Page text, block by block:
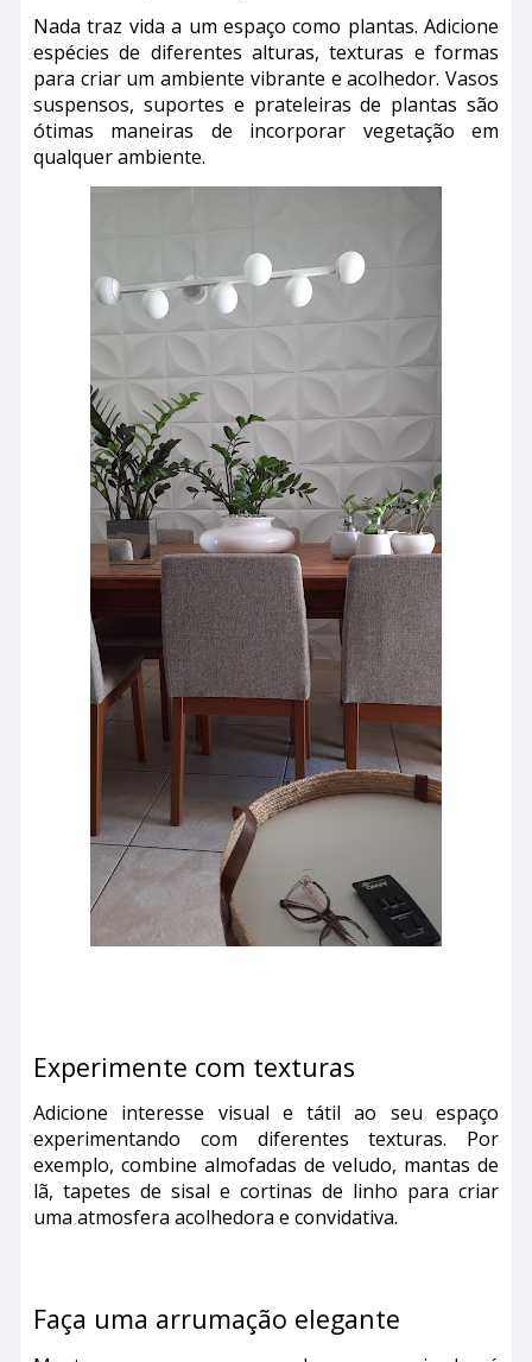
Nada traz vida a um espaço como plantas. Adicione
espécies de diferentes alturas, texturas e formas
para criar um ambiente vibrante e acolhedor. Vasos
suspensos, suportes e prateleiras de plantas são
ótimas maneiras de incorporar vegetação em
qualquer ambiente.
Experimente com texturas
Adicione interesse visual e tátil ao seu espaço
experimentando com diferentes texturas. Por
exemplo, combine almofadas de veludo, mantas de
lã, tapetes de sisal e cortinas de linho para criar
uma atmosfera acolhedora e convidativa.
Faça uma arrumação elegante